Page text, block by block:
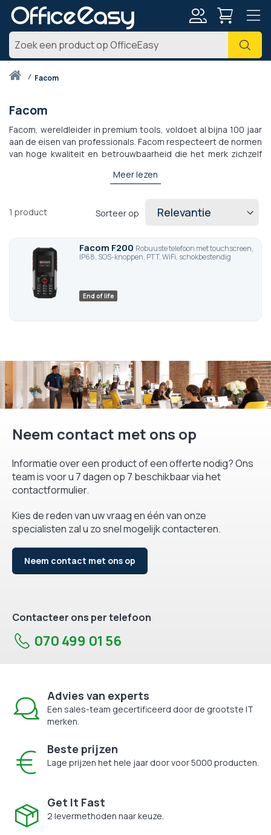
Zoek
Thuisfacom
Facom
Facom, wereldleider in premium tools, voldoet al bijna 100 jaar
aan de eisen van professionals. Facom respecteert de normen
van hoge kwaliteit en betrouwbaarheid die het merk zichzelf
telefoons en smartphones zijn zowel resistent, esthetisch als
bieden recordautonomie.
Meer lezen
1 product Sorteer op
Facom F200 Robuuste telefoon met touchscreen,
IP68, SOS-knoppen, PTT, WiFi, schokbestendig
End of life
Neem contact met ons op
Informatie over een product of een offerte nodig? Ons
team is voor u 7 dagen op 7 beschikbaar via het
contactformulier.
Kies de reden van uw vraag en één van onze
specialisten zal u zo snel mogelijk contacteren.
Neem contact met ons op
Contacteer ons per telefoon
070 499 01 56
Advies van experts
Een sales-team gecertificeerd door de grootste IT
merken.
Beste prijzen
Lage prijzen het hele jaar door voor 5000 producten.
Get It Fast
2 levermethoden naar keuze.